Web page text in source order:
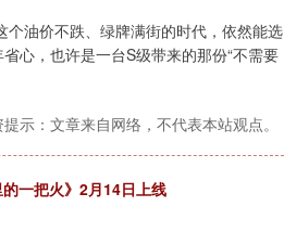
油价不跌、绿牌满街的时代，依然能选
心，也许是一台S级带来的那份“不需要
示：文章来自网络，不代表本站观点。
一把火》2月14日上线